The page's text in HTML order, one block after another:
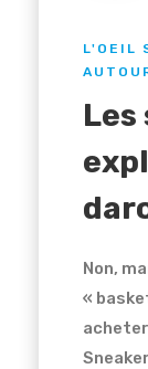
L'OEIL
Les
Non,
«
acheter